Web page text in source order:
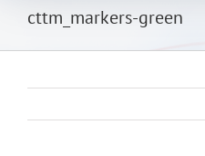
cttm_markers-green